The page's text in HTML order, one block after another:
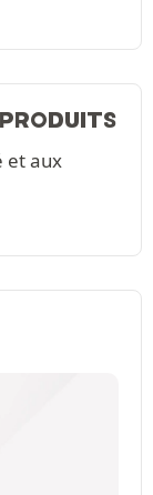
et aux